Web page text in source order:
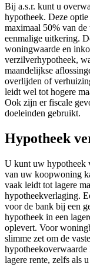
Bij a.s.r. kunt u
hypotheek. Deze
maximaal 50% van de
eenmalige uitkering.
woningwaarde en
verzilverhypotheek,
maandelijkse
overlijden of
leidt wel tot hogere
Ook zijn er fiscale
doeleinden gebruikt.
Hypotheek
U kunt uw hypotheek
van uw koopwoning
vaak leidt tot lagere
hypotheekverlaging.
voor de bank bij een
hypotheek in een
oplevert. Voor
slimme zet om de
lagere rente, zelfs als